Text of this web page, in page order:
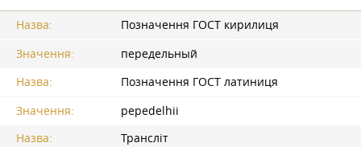
Назва:
Позначення ГОСТ кирилиця
Значення:
передельный
Назва:
Позначення ГОСТ латиниця
Значення:
pepedelhii
Назва:
Трансліт